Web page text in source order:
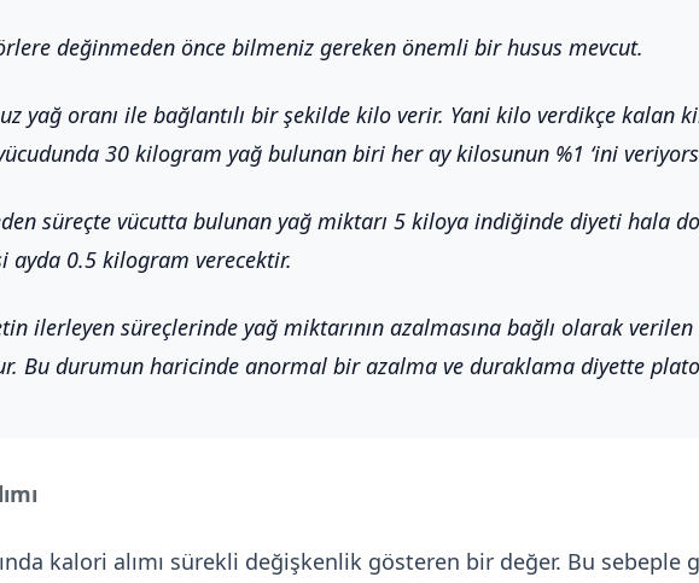
değinmeden önce bilmeniz gereken önemli bir husus mevcut.
yağ oranı ile bağlantılı bir şekilde kilo verir. Yani kilo verdikçe kalan
30 kilogram yağ bulunan biri her ay kilosunun %1 ‘ini
süreçte vücutta bulunan yağ miktarı 5 kiloya indiğinde diyeti hala
ayda 0.5 kilogram verecektir.
ilerleyen süreçlerinde yağ miktarının azalmasına bağlı olarak
Bu durumun haricinde anormal bir azalma ve duraklama diyette
kalori alımı sürekli değişkenlik gösteren bir değer. Bu